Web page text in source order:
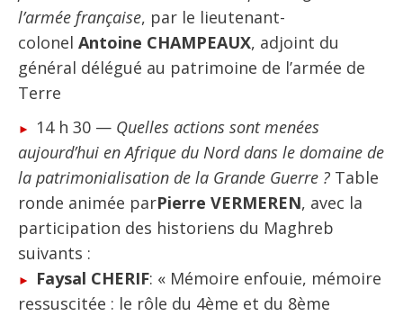
l’armée française, par le lieutenant-
colonel Antoine CHAMPEAUX, adjoint du
général délégué au patrimoine de l’armée de
Terre
14 h 30 — Quelles actions sont menées
aujourd’hui en Afrique du Nord dans le domaine de
la patrimonialisation de la Grande Guerre ? Table
ronde animée parPierre VERMEREN, avec la
participation des historiens du Maghreb
suivants :
Faysal CHERIF: « Mémoire enfouie, mémoire
ressuscitée : le rôle du 4ème et du 8ème